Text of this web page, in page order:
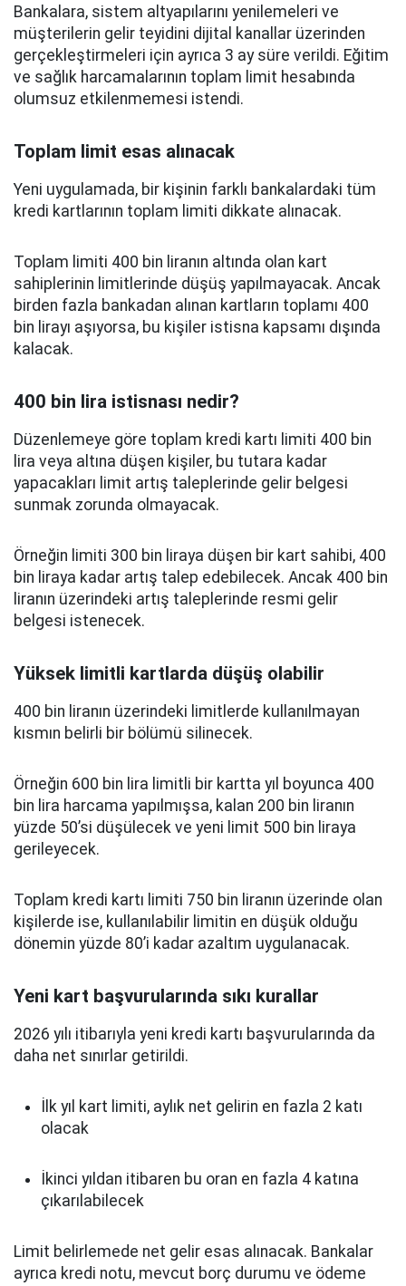
Bankalara, sistem altyapılarını yenilemeleri ve
müşterilerin gelir teyidini dijital kanallar üzerinden
gerçekleştirmeleri için ayrıca 3 ay süre verildi. Eğitim
ve sağlık harcamalarının toplam limit hesabında
olumsuz etkilenmemesi istendi.
Toplam limit esas alınacak
Yeni uygulamada, bir kişinin farklı bankalardaki tüm
kredi kartlarının toplam limiti dikkate alınacak.
Toplam limiti 400 bin liranın altında olan kart
sahiplerinin limitlerinde düşüş yapılmayacak. Ancak
birden fazla bankadan alınan kartların toplamı 400
bin lirayı aşıyorsa, bu kişiler istisna kapsamı dışında
kalacak.
400 bin lira istisnası nedir?
Düzenlemeye göre toplam kredi kartı limiti 400 bin
lira veya altına düşen kişiler, bu tutara kadar
yapacakları limit artış taleplerinde gelir belgesi
sunmak zorunda olmayacak.
Örneğin limiti 300 bin liraya düşen bir kart sahibi, 400
bin liraya kadar artış talep edebilecek. Ancak 400 bin
liranın üzerindeki artış taleplerinde resmi gelir
belgesi istenecek.
Yüksek limitli kartlarda düşüş olabilir
400 bin liranın üzerindeki limitlerde kullanılmayan
kısmın belirli bir bölümü silinecek.
Örneğin 600 bin lira limitli bir kartta yıl boyunca 400
bin lira harcama yapılmışsa, kalan 200 bin liranın
yüzde 50’si düşülecek ve yeni limit 500 bin liraya
gerileyecek.
Toplam kredi kartı limiti 750 bin liranın üzerinde olan
kişilerde ise, kullanılabilir limitin en düşük olduğu
dönemin yüzde 80’i kadar azaltım uygulanacak.
Yeni kart başvurularında sıkı kurallar
2026 yılı itibarıyla yeni kredi kartı başvurularında da
daha net sınırlar getirildi.
İlk yıl kart limiti, aylık net gelirin en fazla 2 katı
olacak
İkinci yıldan itibaren bu oran en fazla 4 katına
çıkarılabilecek
Limit belirlemede net gelir esas alınacak. Bankalar
ayrıca kredi notu, mevcut borç durumu ve ödeme